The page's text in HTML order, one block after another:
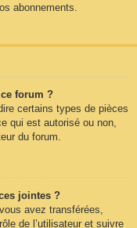
abonnements.
forum ?
certains types de pièces
qui est autorisé ou non,
du forum.
jointes ?
avez transférées,
de l’utilisateur et suivre